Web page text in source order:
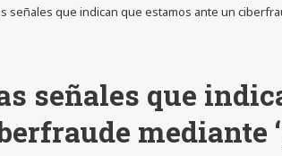
señales que indican que estamos ante un
señales que
mediante